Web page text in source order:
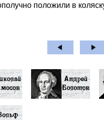
положили в